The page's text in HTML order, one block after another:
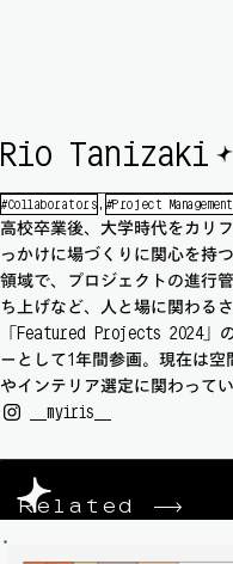
Rio Tanizaki🟆
Collaborators Project Management
高校卒業後、大学時代をカリ
っかけに場づくりに関心を持
領域で、プロジェクトの進行
ち上げなど、人と場に関わる
「Featured Projects 2024」
ーとして1年間参画。現在は
やインテリア選定に関わってい
__myiris__
Related ->